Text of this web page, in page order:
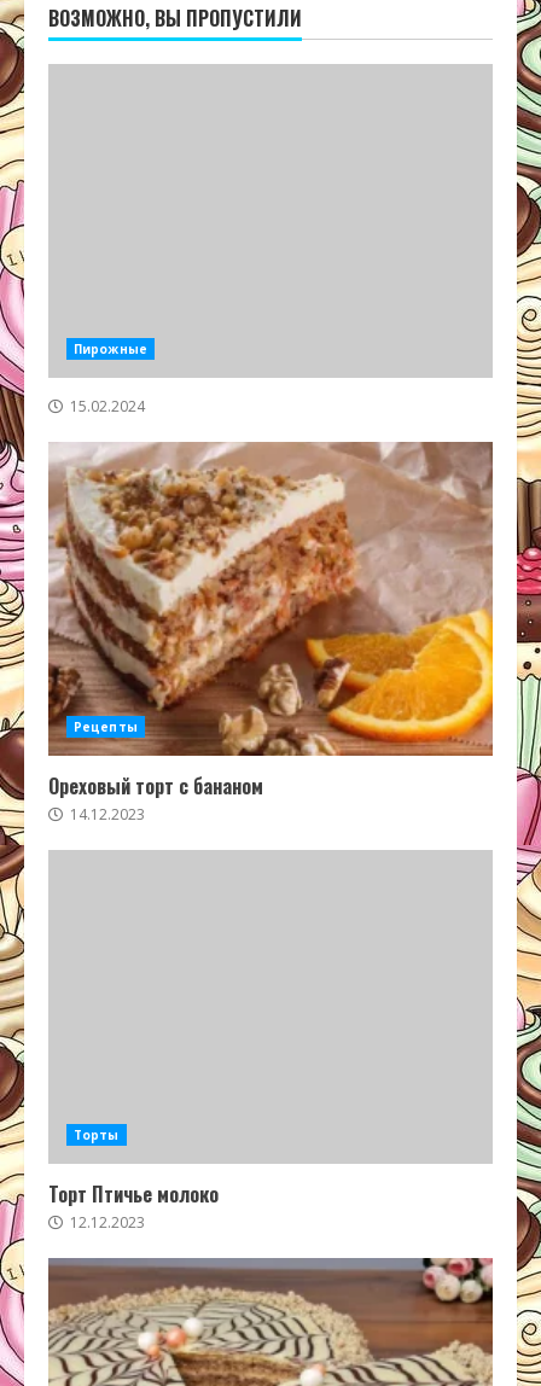
ВОЗМОЖНО, ВЫ ПРОПУСТИЛИ
Пирожные
15.02.2024
Рецепты
Ореховый торт с бананом
14.12.2023
Торты
Торт Птичье молоко
12.12.2023